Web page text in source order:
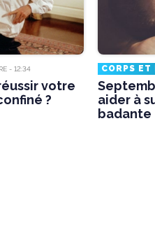
- 12:34
votre
?
CORPS ET
aider à
badante